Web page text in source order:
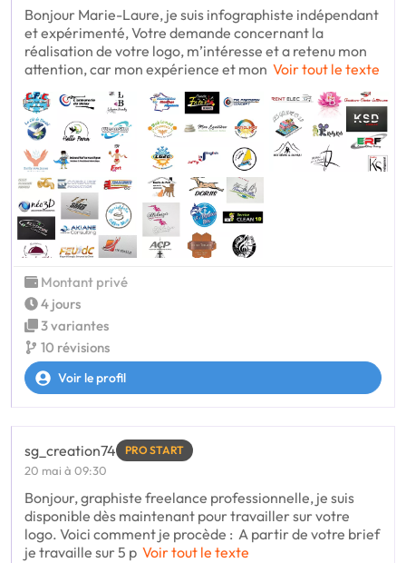
Bonjour Marie-Laure, je suis infographiste indépendant
et expérimenté, Votre demande concernant la
réalisation de votre logo, m’intéresse et a retenu mon
attention, car mon expérience et mon Voir tout le texte
Montant privé
4 jours
3 variantes
10 révisions
Voir le profil
sg_creation74 PRO START
20 mai à 09:30
Bonjour, graphiste freelance professionnelle, je suis
disponible dès maintenant pour travailler sur votre
logo. Voici comment je procède : A partir de votre brief
je travaille sur 5 p Voir tout le texte